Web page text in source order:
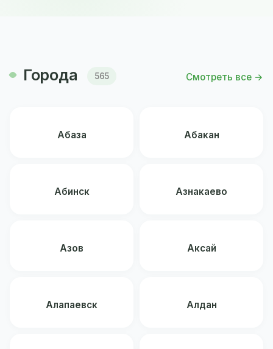
Города 565 Смотреть все →
Абаза Абакан
Абинск Азнакаево
Азов Аксай
Алапаевск Алдан